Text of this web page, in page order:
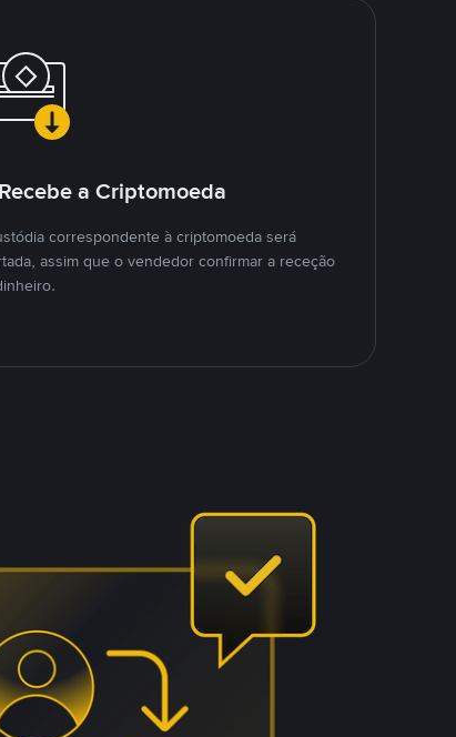
a Criptomoeda
correspondente à criptomoeda será
assim que o vendedor confirmar a receção